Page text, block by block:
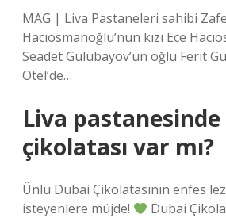
MAG | Liva Pastaneleri sahibi
Hacıosmanoğlu’nun kızı Ece
Seadet Gulubayov’un oğlu Ferit
Otel’de…
Liva
çikolatası var mı?
Ünlü Dubai Çikolatasının enfes
isteyenlere müjde!
Dubai